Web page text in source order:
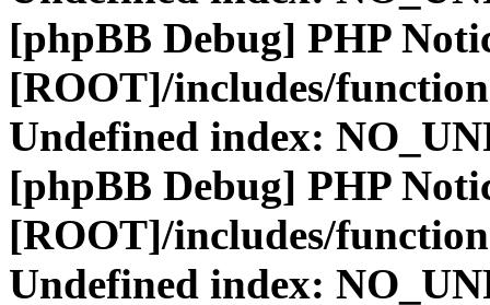
[phpBB Debug] PHP
[ROOT]/includes/
Undefined index:
[phpBB Debug] PHP
[ROOT]/includes/
Undefined index: